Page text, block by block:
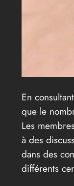
En
que le
Les
à des
dans des
différents